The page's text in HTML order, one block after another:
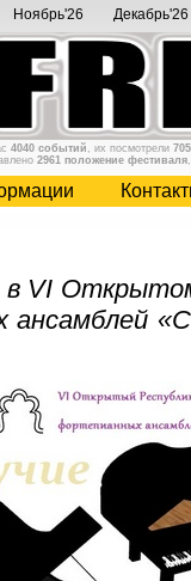
Ноябрь'26 Декабрь'26
4040 событий , их посмотрели
2961 положение фестиваля
VI Открытом